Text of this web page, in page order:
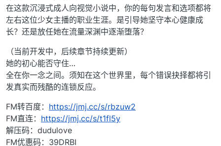
在这款沉浸式成人向视觉小说中，你的每句发言和选项都将
左右这位少女主播的职业生涯。是引导她坚守本心健康成
长？还是放任她在流量深渊中逐渐堕落？
（当前开发中，后续章节持续更新）
她的初心能否守住…
全在你一念之间。须知在这个世界里，每个错误抉择都将引
发真实而残酷的连锁反应。
FM转百度： https://jmj.cc/s/rbzuw2
FM直连： https://jmj.cc/s/t1fl5y
解压码：dudulove
FM优惠码：39DRBI